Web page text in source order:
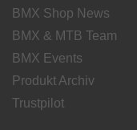
BMX Shop News
BMX & MTB Team
BMX Events
Produkt Archiv
Trustpilot